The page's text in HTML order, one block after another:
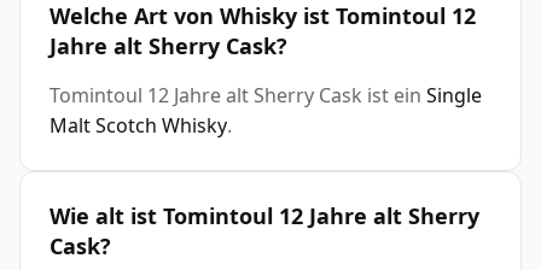
Welche Art von Whisky ist Tomintoul 12
Jahre alt Sherry Cask?
Tomintoul 12 Jahre alt Sherry Cask ist ein Single
Malt Scotch Whisky.
Wie alt ist Tomintoul 12 Jahre alt Sherry
Cask?